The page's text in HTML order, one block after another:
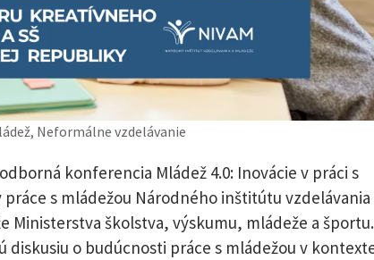
Neformálne vzdelávanie
konferencia Mládež 4.0: Inovácie v práci s
s mládežou Národného inštitútu vzdelávania
Ministerstva školstva, výskumu, mládeže a športu.
o budúcnosti práce s mládežou v